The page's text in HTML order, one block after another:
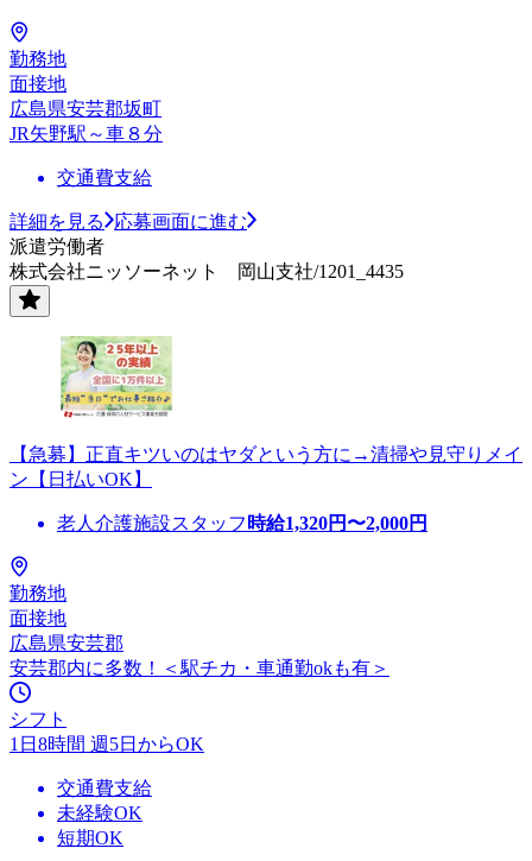
勤務地
面接地
広島県安芸郡坂町
JR矢野駅～車８分
交通費支給
詳細を見る
応募画面に進む
派遣労働者
株式会社ニッソーネット 岡山支社/1201_4435
【急募】正直キツいのはヤダという方に→清掃や見守りメイ
ン【日払いOK】
老人介護施設スタッフ 時給1,320円〜2,000円
勤務地
面接地
広島県安芸郡
安芸郡内に多数！＜駅チカ・車通勤okも有＞
シフト
1日8時間 週5日からOK
交通費支給
未経験OK
短期OK